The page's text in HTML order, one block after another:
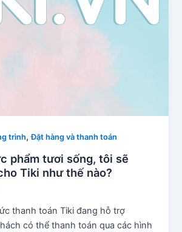
trình,Đặt hàng và thanh toán
phẩm tươi sống, tôi sẽ
Tiki như thế nào?
thanh toán Tiki đang hỗ trợ
có thể thanh toán qua các hình